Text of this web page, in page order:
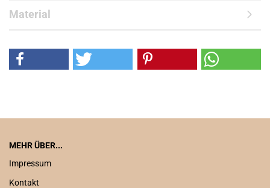
Material
MEHR ÜBER...
Impressum
Kontakt